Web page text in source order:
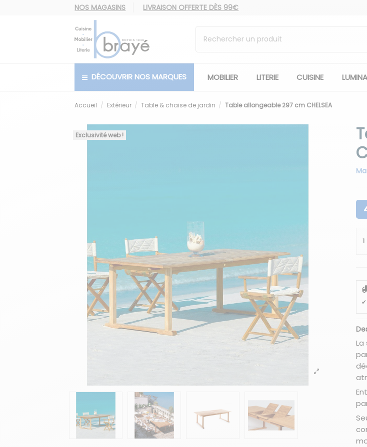
NOS MAGASINS LIVRAISON OFFERTE DÈS 99€
DÉCOUVRIR NOS MARQUES MOBILIER LITERIE CUISINE
Accueil Extérieur Table & chaise de jardin Table allongeable 297 cm CHELSEA
Exclusivité web !
✔